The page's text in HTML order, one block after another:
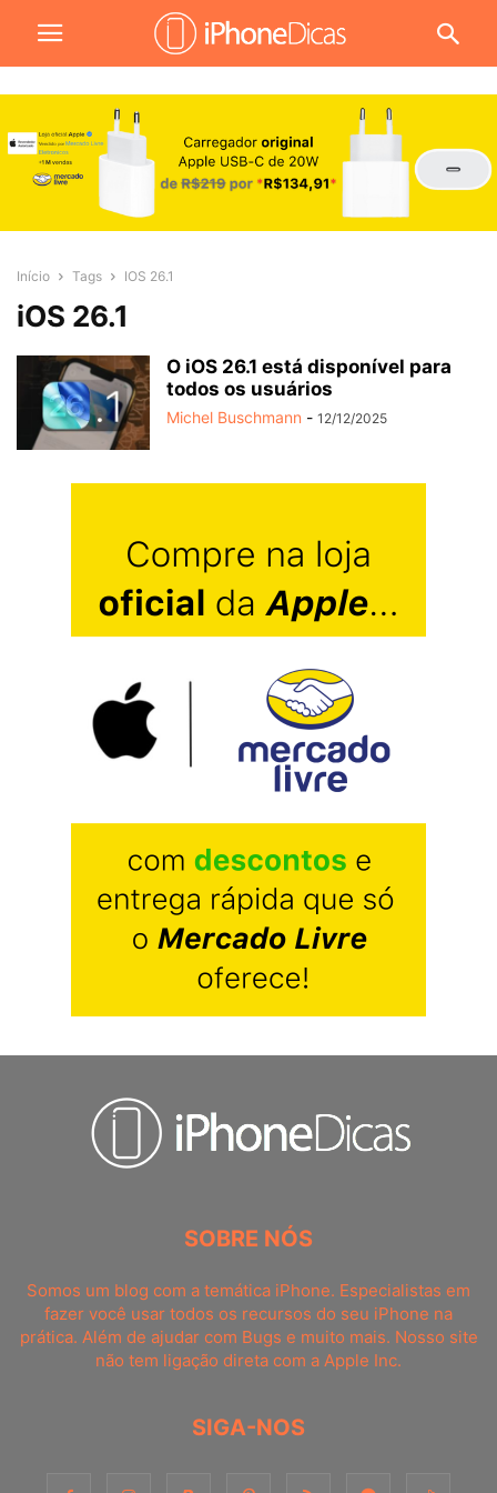
Início Tags IOS 26.1
iOS 26.1
O iOS 26.1 está disponível para
todos os usuários
Michel Buschmann - 12/12/2025
SOBRE NÓS
Somos um blog com a temática iPhone. Especialistas em
fazer você usar todos os recursos do seu iPhone na
prática. Além de ajudar com Bugs e muito mais. Nosso site
não tem ligação direta com a Apple Inc.
SIGA-NOS